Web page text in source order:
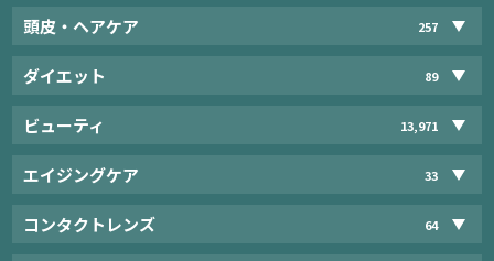
頭皮・ヘアケア 257
ダイエット 89
ビューティ 13,971
エイジングケア 33
コンタクトレンズ 64